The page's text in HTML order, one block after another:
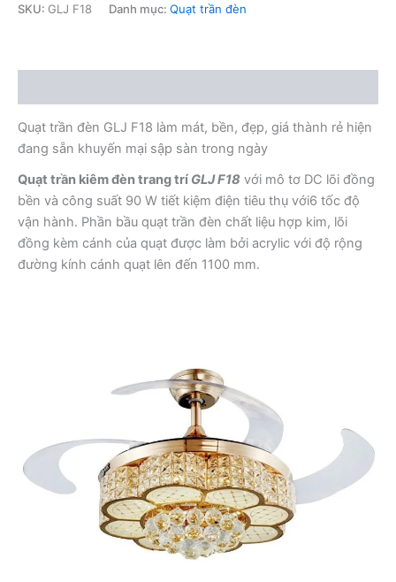
SKU: GLJ F18 Danh mục: Quạt trần đèn
Quạt trần đèn GLJ F18 làm mát, bền, đẹp, giá thành rẻ hiện
đang sẵn khuyến mại sập sàn trong ngày
Quạt trần kiêm đèn trang trí GLJ F18 với mô tơ DC lõi đồng
bền và công suất 90 W tiết kiệm điện tiêu thụ với6 tốc độ
vận hành. Phần bầu quạt trần đèn chất liệu hợp kim, lõi
đồng kèm cánh của quạt được làm bởi acrylic với độ rộng
đường kính cánh quạt lên đến 1100 mm.